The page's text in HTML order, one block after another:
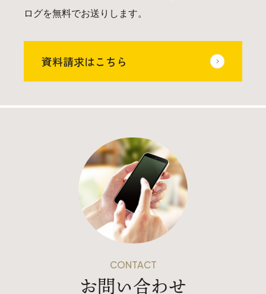
お問い合わせ
本社
〒941-0062 新潟県糸魚川市中央2-4-2
025-552-0456 (本社)
0120-470-456 (フリーダイヤル)
上越店
〒942-0072 新潟県上越市栄町2-11-40 1F
ログを無料でお送りします。
資料請求はこちら
CONTACT
お問い合わせ